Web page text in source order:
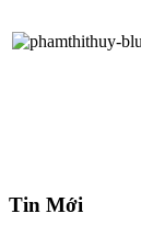
Tin Mới